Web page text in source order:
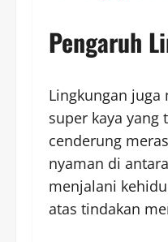
Pengaruh
Lingkungan
super kaya
cenderung
nyaman di
menjalani
atas tindakan